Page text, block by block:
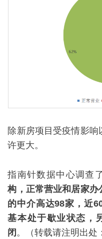
除新房项目受疫情影
许更大。
指南针数据中心调查
构，正常营业和居家
的中介高达98家，近
基本处于歇业状态，
闭 。（转载请注明出处